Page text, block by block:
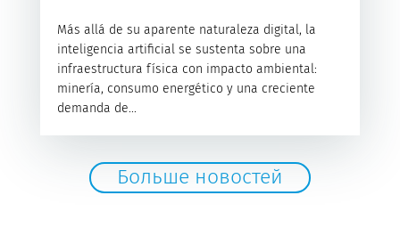
Más allá de su aparente naturaleza digital, la
inteligencia artificial se sustenta sobre una
infraestructura física con impacto ambiental:
minería, consumo energético y una creciente
demanda de...
Больше новостей